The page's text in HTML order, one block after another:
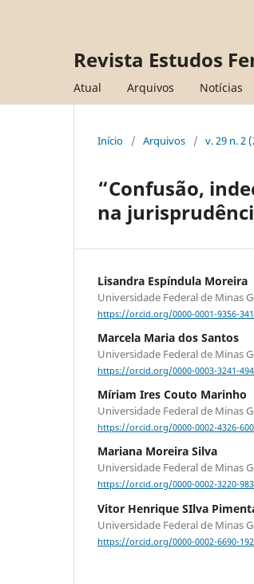
Revista Estudos
Atual Arquivos Notícias
Início / Arquivos / v. 29 n. 2
“Confusão,
na
Lisandra Espíndula Moreira
Universidade Federal de Minas
https://orcid.org/0000-0001-9356-
Marcela Maria dos Santos
Universidade Federal de Minas
https://orcid.org/0000-0003-3241-
Míriam Ires Couto Marinho
Universidade Federal de Minas
https://orcid.org/0000-0002-4326-
Mariana Moreira Silva
Universidade Federal de Minas
https://orcid.org/0000-0002-3220-
Vitor Henrique SIlva
Universidade Federal de Minas
https://orcid.org/0000-0002-6690-